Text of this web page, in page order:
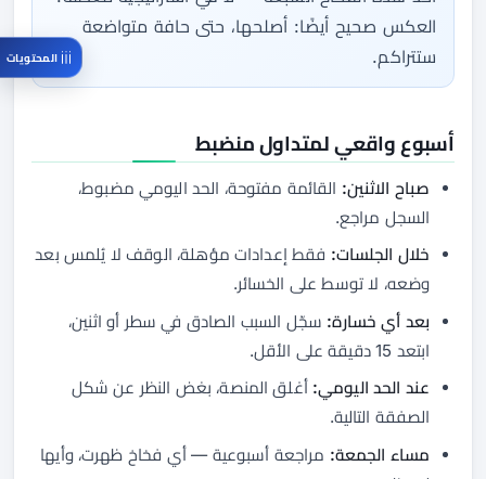
العكس صحيح أيضًا: أصلحها، حتى حافة متواضعة
ستتراكم.
أسبوع واقعي لمتداول منضبط
صباح الاثنين: القائمة مفتوحة، الحد اليومي مضبوط،
السجل مراجع.
خلال الجلسات: فقط إعدادات مؤهلة، الوقف لا يُلمس بعد
وضعه، لا توسط على الخسائر.
بعد أي خسارة: سجّل السبب الصادق في سطر أو اثنين،
ابتعد 15 دقيقة على الأقل.
عند الحد اليومي: أغلق المنصة، بغض النظر عن شكل
الصفقة التالية.
مساء الجمعة: مراجعة أسبوعية — أي فخاخ ظهرت، وأيها
المحتويات